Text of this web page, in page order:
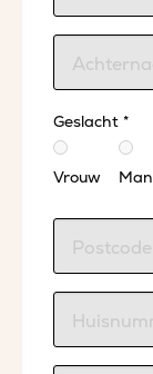
Geslacht *
Vrouw Man